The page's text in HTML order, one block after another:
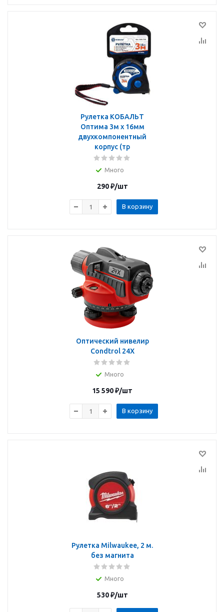
Рулетка КОБАЛЬТ
Оптима 3м x 16мм
двухкомпонентный
корпус (тр
Много
290₽/шт
В корзину
Оптический нивелир
Condtrol 24X
Много
15 590₽/шт
В корзину
Рулетка Milwaukee, 2 м.
без магнита
Много
530₽/шт